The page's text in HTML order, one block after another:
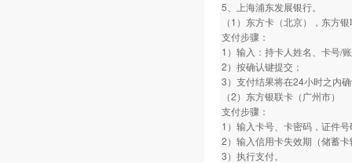
5、上海浦东发展银行。
（1）东方卡（北京），东方
支付步骤：
1）输入：持卡人姓名、卡号/
2）按确认键提交；
3）支付结果将在24小时之内
（2）东方银联卡（广州市）
支付步骤：
1）输入卡号、卡密码，证件
2）输入信用卡失效期（储蓄
3）执行支付。